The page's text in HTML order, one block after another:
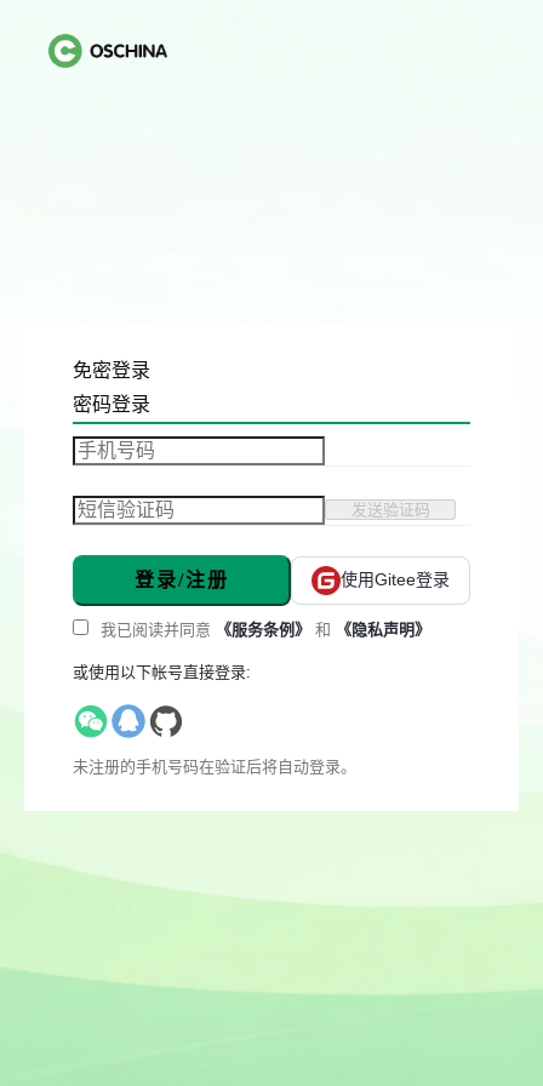
免密登录
密码登录
发送验证码
登录/注册 使用Gitee登录
我已阅读并同意 《服务条例》 和 《隐私声明》
或使用以下帐号直接登录:
未注册的手机号码在验证后将自动登录。